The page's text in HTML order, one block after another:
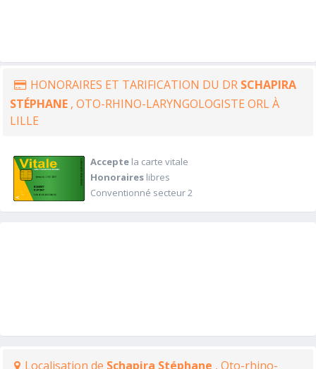
HONORAIRES ET TARIFICATION DU DR SCHAPIRA
STÉPHANE , OTO-RHINO-LARYNGOLOGISTE ORL À
LILLE
Acceptela carte vitale
Honoraireslibres
Conventionné secteur 2
Localisation de Schapira Stéphane , Oto-rhino-